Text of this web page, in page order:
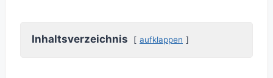
Inhaltsverzeichnis aufklappen